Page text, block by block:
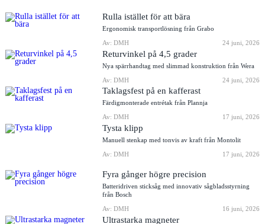
Rulla istället för att bära
Ergonomisk transportlösning från Grabo
Av: DMH
24 juni, 2026
Returvinkel på 4,5 grader
Nya spärrhandtag med slimmad konstruktion från Wera
Av: DMH
24 juni, 2026
Taklagsfest på en kafferast
Färdigmonterade entrétak från Plannja
Av: DMH
17 juni, 2026
Tysta klipp
Manuell stenkap med tonvis av kraft från Montolit
Av: DMH
17 juni, 2026
Fyra gånger högre precision
Batteridriven sticksåg med innovativ sågbladsstyrning
från Bosch
Av: DMH
16 juni, 2026
Ultrastarka magneter